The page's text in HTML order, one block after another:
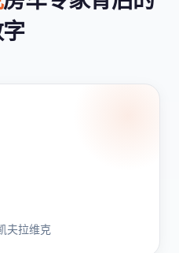
夫拉维克